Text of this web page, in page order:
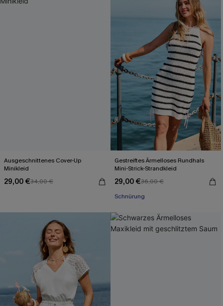
Ausgeschnittenes Cover-Up
Minikleid
29,00 €34,00 €
Gestreiftes Ärmelloses Rundhals
Mini-Strick-Strandkleid
29,00 €36,00 €
Schnürung